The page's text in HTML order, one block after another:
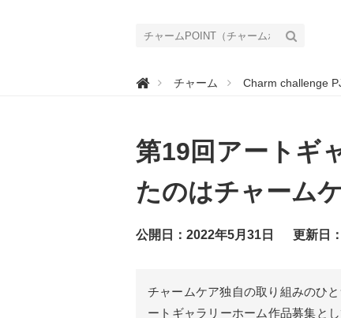
チ
O
I
N
チ
ャ
ム
ポ
｜
護
チャーム Charm challenge
第19回アートギ
たのはチャーム
公開日：2022年5月31日 更新日
チャームケア独自の取り組みのひ
ートギャラリーホーム作品募集と